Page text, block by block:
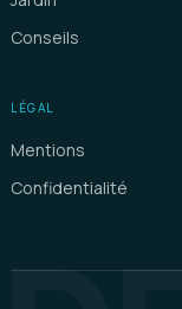
Conseils
LÉGAL
Mentions
Confidentialité